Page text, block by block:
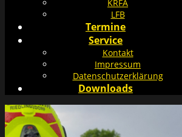
KRFA
LFB
Termine
Service
Kontakt
Impressum
Datenschutzerklärung
Downloads